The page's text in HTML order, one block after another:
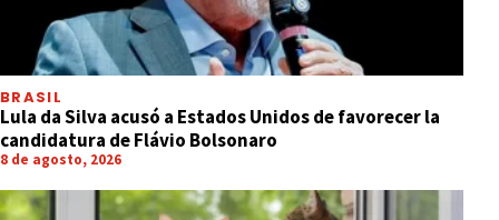
BRASIL
Lula da Silva acusó a Estados Unidos de favorecer la
candidatura de Flávio Bolsonaro
8 de agosto, 2026